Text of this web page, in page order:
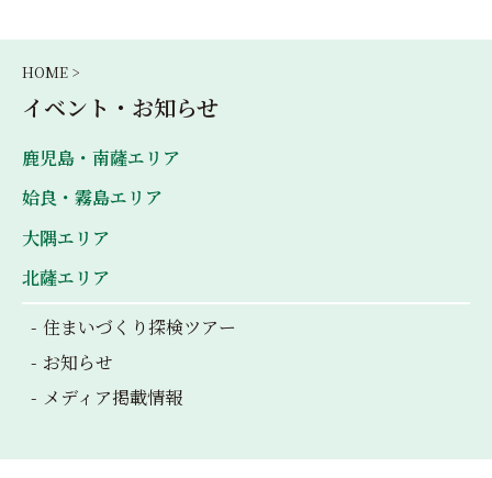
HOME >
イベント・お知らせ
鹿児島・南薩エリア
姶良・霧島エリア
大隅エリア
北薩エリア
住まいづくり探検ツアー
お知らせ
メディア掲載情報